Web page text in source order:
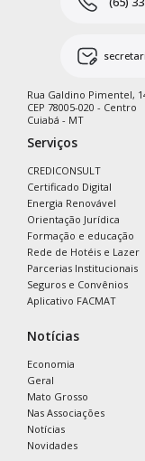
Rua Galdino Pimentel,
CEP 78005-020 - Centro
Cuiabá - MT
Serviços
CREDICONSULT
Certificado Digital
Energia Renovável
Orientação Jurídica
Formação e educação
Rede de Hotéis e Lazer
Parcerias Institucionais
Seguros e Convênios
Aplicativo FACMAT
Notícias
Economia
Geral
Mato Grosso
Nas Associações
Notícias
Novidades